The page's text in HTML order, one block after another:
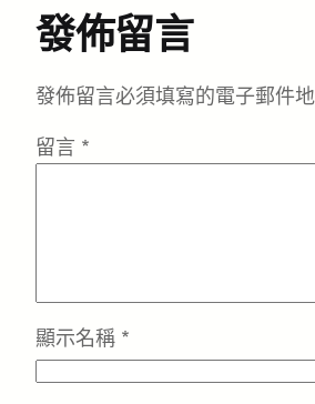
發佈留言
發佈留言必須填寫的電子郵件
留言 *
顯示名稱 *